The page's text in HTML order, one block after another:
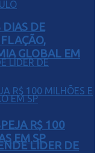
LÍDER DE
DIAS DE
GLOBAL EM
R$ 100
EM SP